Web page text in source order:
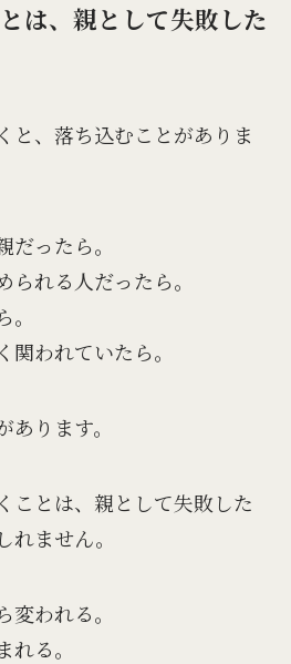
は、親として失敗した
と、落ち込むことがありま
ったら。
られる人だったら。
関われていたら。
ります。
ことは、親として失敗した
ません。
われる。
る。